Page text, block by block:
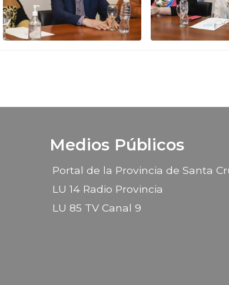
Medios Públicos
Portal de la Provincia de Santa
LU 14 Radio Provincia
LU 85 TV Canal 9